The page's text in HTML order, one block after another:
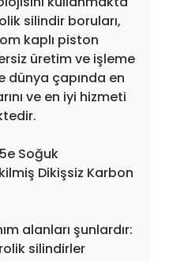
silindir boruları,
kaplı piston
üretim ve işleme
dünya çapında en
ve en iyi hizmeti
Soğuk
Dikişsiz Karbon
alanları şunlardır:
silindirler